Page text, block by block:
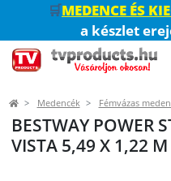
🛒MEDENCE ÉS
a készlet
Medencék Fémvázas
BESTWAY POWER
VISTA 5,49 X 1,22